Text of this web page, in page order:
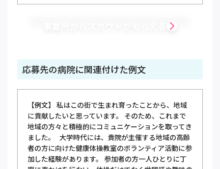
応募先の病院に関連付けた例文
【例文】 私はこの街で生まれ育ったことから、地域
に貢献したいと思っています。 そのため、これまで
地域の方々と積極的にコミュニケーションを取ってき
ました。 大学時代には、貴院が主催する地域の高齢
者の方に向けた健康体操教室のボランティア活動に参
加した経験があります。 参加者の方一人ひとりに丁